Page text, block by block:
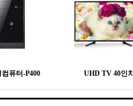
퓨터-P400 UHD TV 40인치